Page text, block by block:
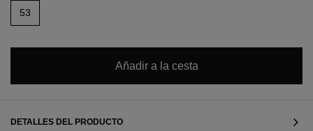
53
Añadir a la cesta
DETALLES DEL PRODUCTO